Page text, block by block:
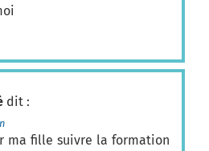
dit :
ma fille suivre la formation